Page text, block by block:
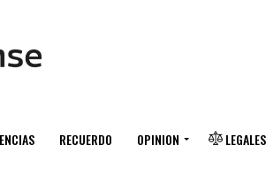
RECUERDO OPINION LEGALES